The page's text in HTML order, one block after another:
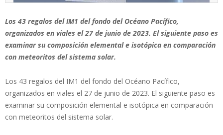
Los 43 regalos del IM1 del fondo del Océano Pacífico,
organizados en viales el 27 de junio de 2023. El siguiente paso es
examinar su composición elemental e isotópica en comparación
con meteoritos del sistema solar.
Los 43 regalos del IM1 del fondo del Océano Pacífico,
organizados en viales el 27 de junio de 2023. El siguiente paso es
examinar su composición elemental e isotópica en comparación
con meteoritos del sistema solar.